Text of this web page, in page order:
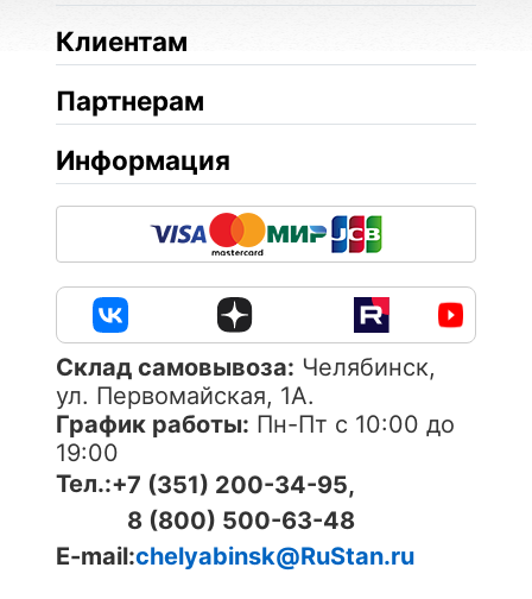
Клиентам
Партнерам
Информация
Cклад самовывоза: Челябинск,
ул. Первомайская, 1А.
График работы: Пн-Пт с 10:00 до
19:00
Тел.:+7 (351) 200-34-95,
8 (800) 500-63-48
E-mail:chelyabinsk@RuStan.ru